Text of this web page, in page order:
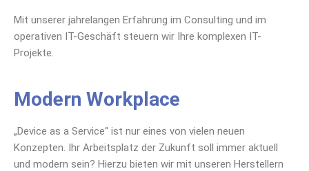
Mit unserer jahrelangen Erfahrung im Consulting und im
operativen IT-Geschäft steuern wir Ihre komplexen IT-
Projekte.
Modern Workplace
„Device as a Service“ ist nur eines von vielen neuen
Konzepten. Ihr Arbeitsplatz der Zukunft soll immer aktuell
und modern sein? Hierzu bieten wir mit unseren Herstellern